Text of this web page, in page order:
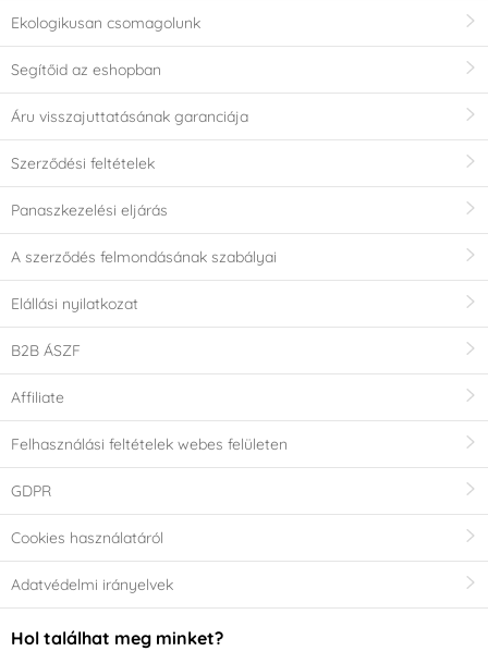
Ekologikusan csomagolunk
Segítőid az eshopban
Áru visszajuttatásának garanciája
Szerződési feltételek
Panaszkezelési eljárás
A szerződés felmondásának szabályai
Elállási nyilatkozat
B2B ÁSZF
Affiliate
Felhasználási feltételek webes felületen
GDPR
Cookies használatáról
Adatvédelmi irányelvek
Hol találhat meg minket?